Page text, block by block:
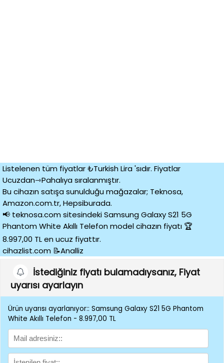
Listelenen tüm fiyatlar ₺Turkish Lira 'sıdır. Fiyatlar
Ucuzdan⇾Pahalıya sıralanmıştır.
Bu cihazın satışa sunulduğu mağazalar; Teknosa,
Amazon.com.tr, Hepsiburada.
📢 teknosa.com sitesindeki Samsung Galaxy S21 5G
Phantom White Akıllı Telefon model cihazın fiyatı 🏆
8.997,00 TL en ucuz fiyattır.
cihazlist.com 📝Analliz
İstediğiniz fiyatı bulamadıysanız, Fiyat
uyarısı ayarlayın
Ürün uyarısı ayarlanıyor:: Samsung Galaxy S21 5G Phantom
White Akıllı Telefon - 8.997,00 TL